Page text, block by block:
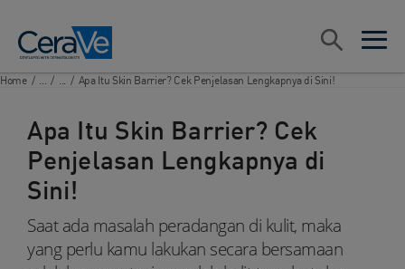
open
open
Search
Home / ... / ... / Apa Itu Skin Barrier? Cek Penjelasan Lengkapnya di Sini!
Apa Itu Skin Barrier? Cek
Penjelasan Lengkapnya di
Sini!
Saat ada masalah peradangan di kulit, maka
yang perlu kamu lakukan secara bersamaan